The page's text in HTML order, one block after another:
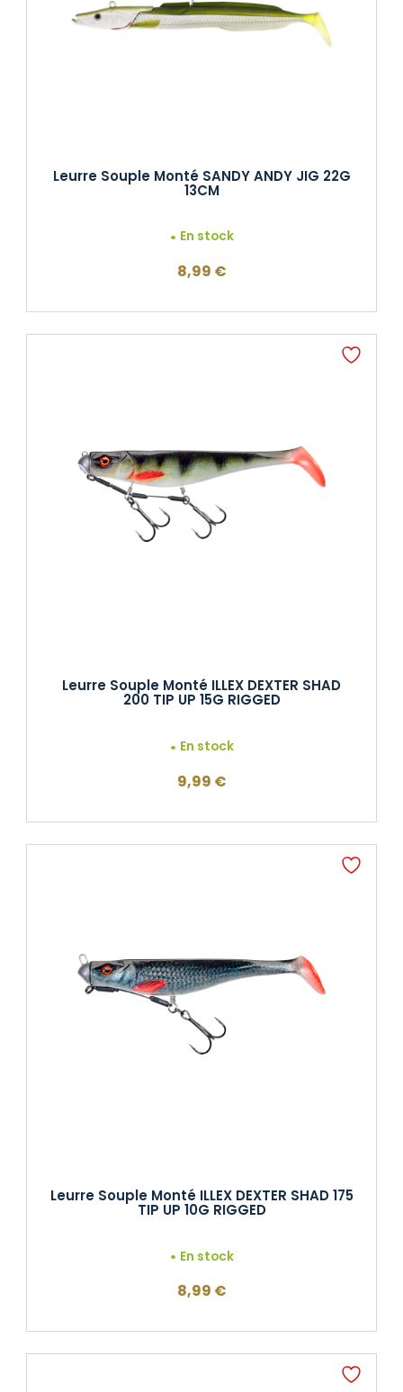
Leurre Souple Monté SANDY ANDY JIG 22G
13CM
En stock
8,99 €
Leurre Souple Monté ILLEX DEXTER SHAD
200 TIP UP 15G RIGGED
En stock
9,99 €
Leurre Souple Monté ILLEX DEXTER SHAD 175
TIP UP 10G RIGGED
En stock
8,99 €